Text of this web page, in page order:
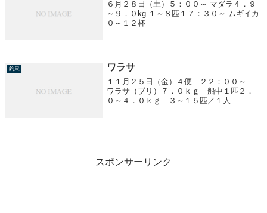
６月２８日（土）５：００～ マダラ４．９
～９．０kg １～８匹１７：３０～ ムギイカ
０～１２杯
釣果 ワラサ
１１月２５日（金）４便 ２２：００～
ワラサ（ブリ）７．０ｋｇ 船中１匹２．
０～４．０ｋｇ ３～１５匹／１人
スポンサーリンク